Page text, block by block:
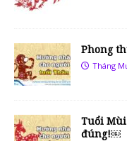
Phong
Tháng
Tuổi
đúng!￼